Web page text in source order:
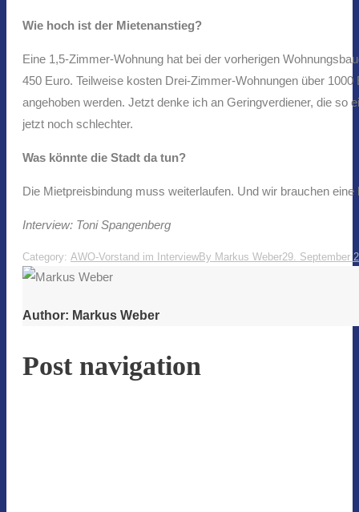
Wie hoch ist der Mietenanstieg?
Eine 1,5-Zimmer-Wohnung hat bei der vorherigen
450 Euro. Teilweise kosten Drei-Zimmer-Wohnungen über
angehoben werden. Jetzt denke ich an Geringverdiener, die
jetzt noch schlechter.
Was könnte die Stadt da tun?
Die Mietpreisbindung muss weiterlaufen. Und wir brauchen
Interview: Toni Spangenberg
Category: AWO-Vorstand im InterviewBy Markus Weber29. September
Author: Markus Weber
Post navigation